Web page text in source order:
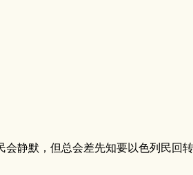
静默，但总会差先知要以色列民回